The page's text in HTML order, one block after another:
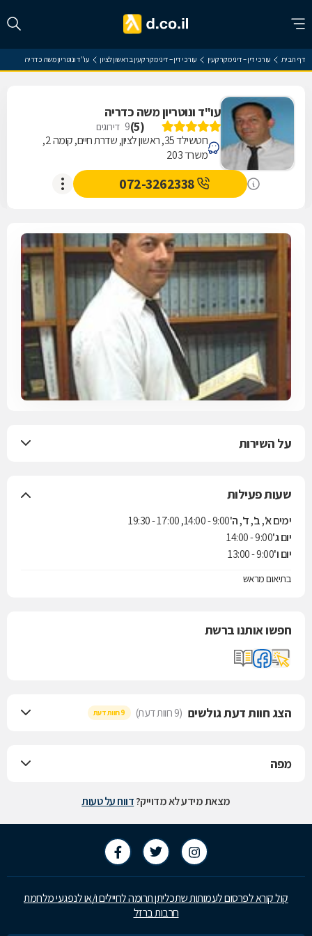
דף הבית עורכי דין – דיני מקרקעין עורכי דין – דיני מקרקעין בראשון לציון עו"ד ונוטריון משה כדריה
עו"ד ונוטריון משה כדריה
(
5
)
9 דירוגים
רוטשילד 35, ראשון לציון, שדרת חיים, קומה 2,
משרד 203
072-3262338
על השירות
שעות פעילות
ימים א', ב', ד', ה'9:00 - 14:00, 17:00 - 19:30
יום ג'9:00 - 14:00
יום ו'9:00 - 13:00
בתיאום מראש
חפשו אותנו ברשת
הצג חוות דעת גולשים (9 חוות דעת) 9 חוות דעת
מפה
מצאת מידע לא מדוייק?דווח על טעות
קול קורא לפרסום לעמותות שתכליתן תרומה לחיילים ו/או לנפגעי מלחמת
חרבות ברזל